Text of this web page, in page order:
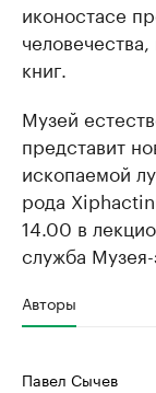
иконостасе
книг.
Музей
представит
ископаемой
рода
14.00 в
служба
Авторы
Павел Сычев